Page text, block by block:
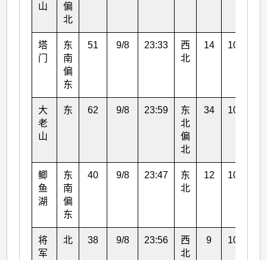
山
偏
北
塔
门
东
南
偏
东
51 9/8 23:33
西
北
14 10/8
大
老
山
东 62 9/8 23:59
东
北
偏
北
34 10/8
鲫
鱼
湖
东
南
偏
东
40 9/8 23:47
东
北
12 10/8
将
军
北 38 9/8 23:56
西
北
9 10/8